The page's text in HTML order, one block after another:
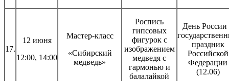
17.
12 июня
12:00, 14:00
Мастер-класс
«Сибирский
медведь»
Роспись
гипсовых
фигурок с
изображением
медведя с
гармонью и
балалайкой
День России
праздник
Российской
Федерации
(12.06)